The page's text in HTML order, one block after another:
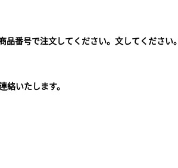
品番号で注文してください。文してください。
絡いたします。